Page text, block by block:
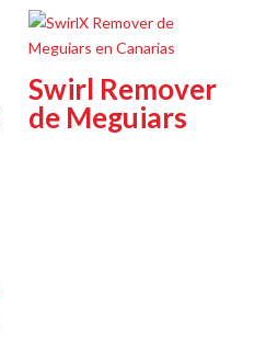
Swirl Remover
de Meguiars